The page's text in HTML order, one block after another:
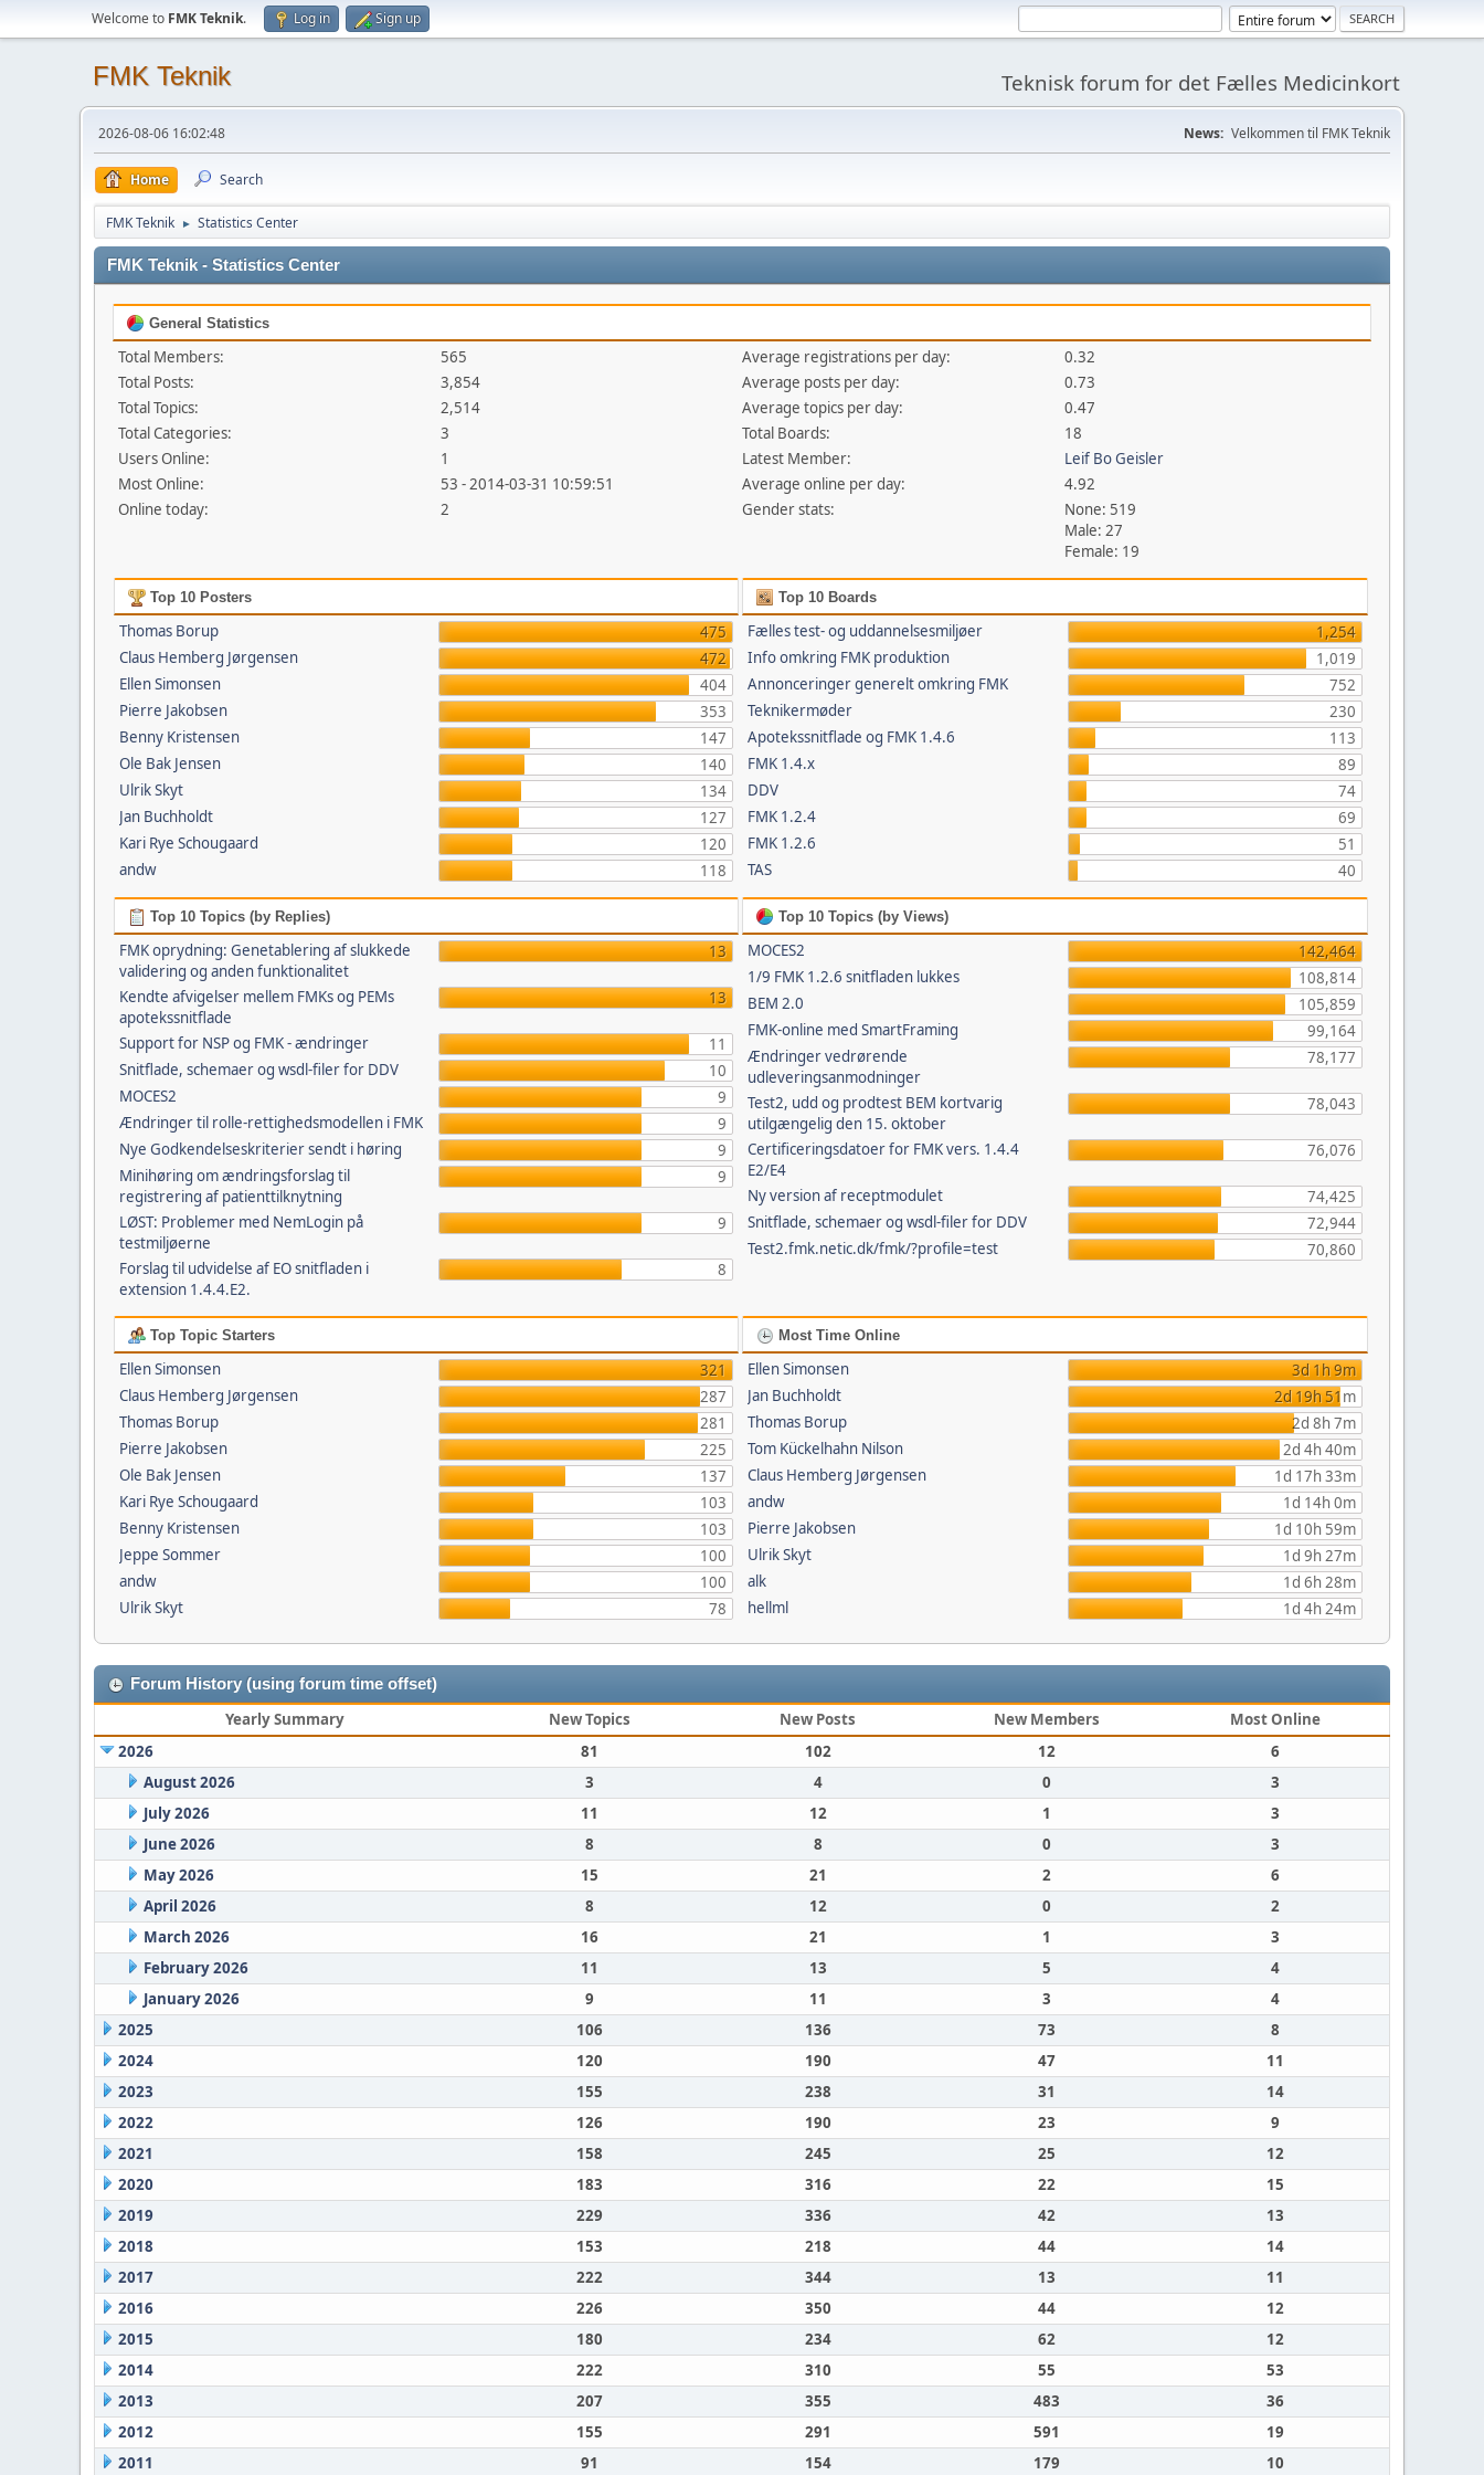
Welcome to FMK Teknik. Log in Sign up
FMK Teknik Teknisk forum for det Fælles Medicinkort
2026-08-06 16:02:48 News: Velkommen til FMK Teknik
Home Search
FMK Teknik ► Statistics Center
FMK Teknik - Statistics Center
General Statistics
Total Members:
565
Total Posts:
3,854
Total Topics:
2,514
Total Categories:
3
Users Online:
1
Most Online:
53 - 2014-03-31 10:59:51
Online today:
2
Average registrations per day:
0.32
Average posts per day:
0.73
Average topics per day:
0.47
Total Boards:
18
Latest Member:
Leif Bo Geisler
Average online per day:
4.92
Gender stats:
None: 519
Male: 27
Female: 19
Top 10 Posters
Thomas Borup
475
Claus Hemberg Jørgensen
472
Ellen Simonsen
404
Pierre Jakobsen
353
Benny Kristensen
147
Ole Bak Jensen
140
Ulrik Skyt
134
Jan Buchholdt
127
Kari Rye Schougaard
120
andw
118
Top 10 Boards
Fælles test- og uddannelsesmiljøer
1,254
Info omkring FMK produktion
1,019
Annonceringer generelt omkring FMK
752
Teknikermøder
230
Apotekssnitflade og FMK 1.4.6
113
FMK 1.4.x
89
DDV
74
FMK 1.2.4
69
FMK 1.2.6
51
TAS
40
Top 10 Topics (by Replies)
FMK oprydning: Genetablering af slukkede
validering og anden funktionalitet
13
Kendte afvigelser mellem FMKs og PEMs
apotekssnitflade
13
Support for NSP og FMK - ændringer
11
Snitflade, schemaer og wsdl-filer for DDV
10
MOCES2
9
Ændringer til rolle-rettighedsmodellen i FMK
9
Nye Godkendelseskriterier sendt i høring
9
Minihøring om ændringsforslag til
registrering af patienttilknytning
9
LØST: Problemer med NemLogin på
testmiljøerne
9
Forslag til udvidelse af EO snitfladen i
extension 1.4.4.E2.
8
Top 10 Topics (by Views)
MOCES2
142,464
1/9 FMK 1.2.6 snitfladen lukkes
108,814
BEM 2.0
105,859
FMK-online med SmartFraming
99,164
Ændringer vedrørende
udleveringsanmodninger
78,177
Test2, udd og prodtest BEM kortvarig
utilgængelig den 15. oktober
78,043
Certificeringsdatoer for FMK vers. 1.4.4
E2/E4
76,076
Ny version af receptmodulet
74,425
Snitflade, schemaer og wsdl-filer for DDV
72,944
Test2.fmk.netic.dk/fmk/?profile=test
70,860
Top Topic Starters
Ellen Simonsen
321
Claus Hemberg Jørgensen
287
Thomas Borup
281
Pierre Jakobsen
225
Ole Bak Jensen
137
Kari Rye Schougaard
103
Benny Kristensen
103
Jeppe Sommer
100
andw
100
Ulrik Skyt
78
Most Time Online
Ellen Simonsen
3d 1h 9m
Jan Buchholdt
2d 19h 51m
Thomas Borup
2d 8h 7m
Tom Kückelhahn Nilson
2d 4h 40m
Claus Hemberg Jørgensen
1d 17h 33m
andw
1d 14h 0m
Pierre Jakobsen
1d 10h 59m
Ulrik Skyt
1d 9h 27m
alk
1d 6h 28m
hellml
1d 4h 24m
Forum History (using forum time offset)
Yearly Summary New Topics New Posts New Members
Most Online
2026
81 102 12
6
August 2026
3 4 0
3
July 2026
11 12 1
3
June 2026
8 8 0
3
May 2026
15 21 2
6
April 2026
8 12 0
2
March 2026
16 21 1
3
February 2026
11 13 5
4
January 2026
9 11 3
4
2025
106 136 73
8
2024
120 190 47
11
2023
155 238 31
14
2022
126 190 23
9
2021
158 245 25
12
2020
183 316 22
15
2019
229 336 42
13
2018
153 218 44
14
2017
222 344 13
11
2016
226 350 44
12
2015
180 234 62
12
2014
222 310 55
53
2013
207 355 483
36
2012
155 291 591
19
2011
91 154 179 10